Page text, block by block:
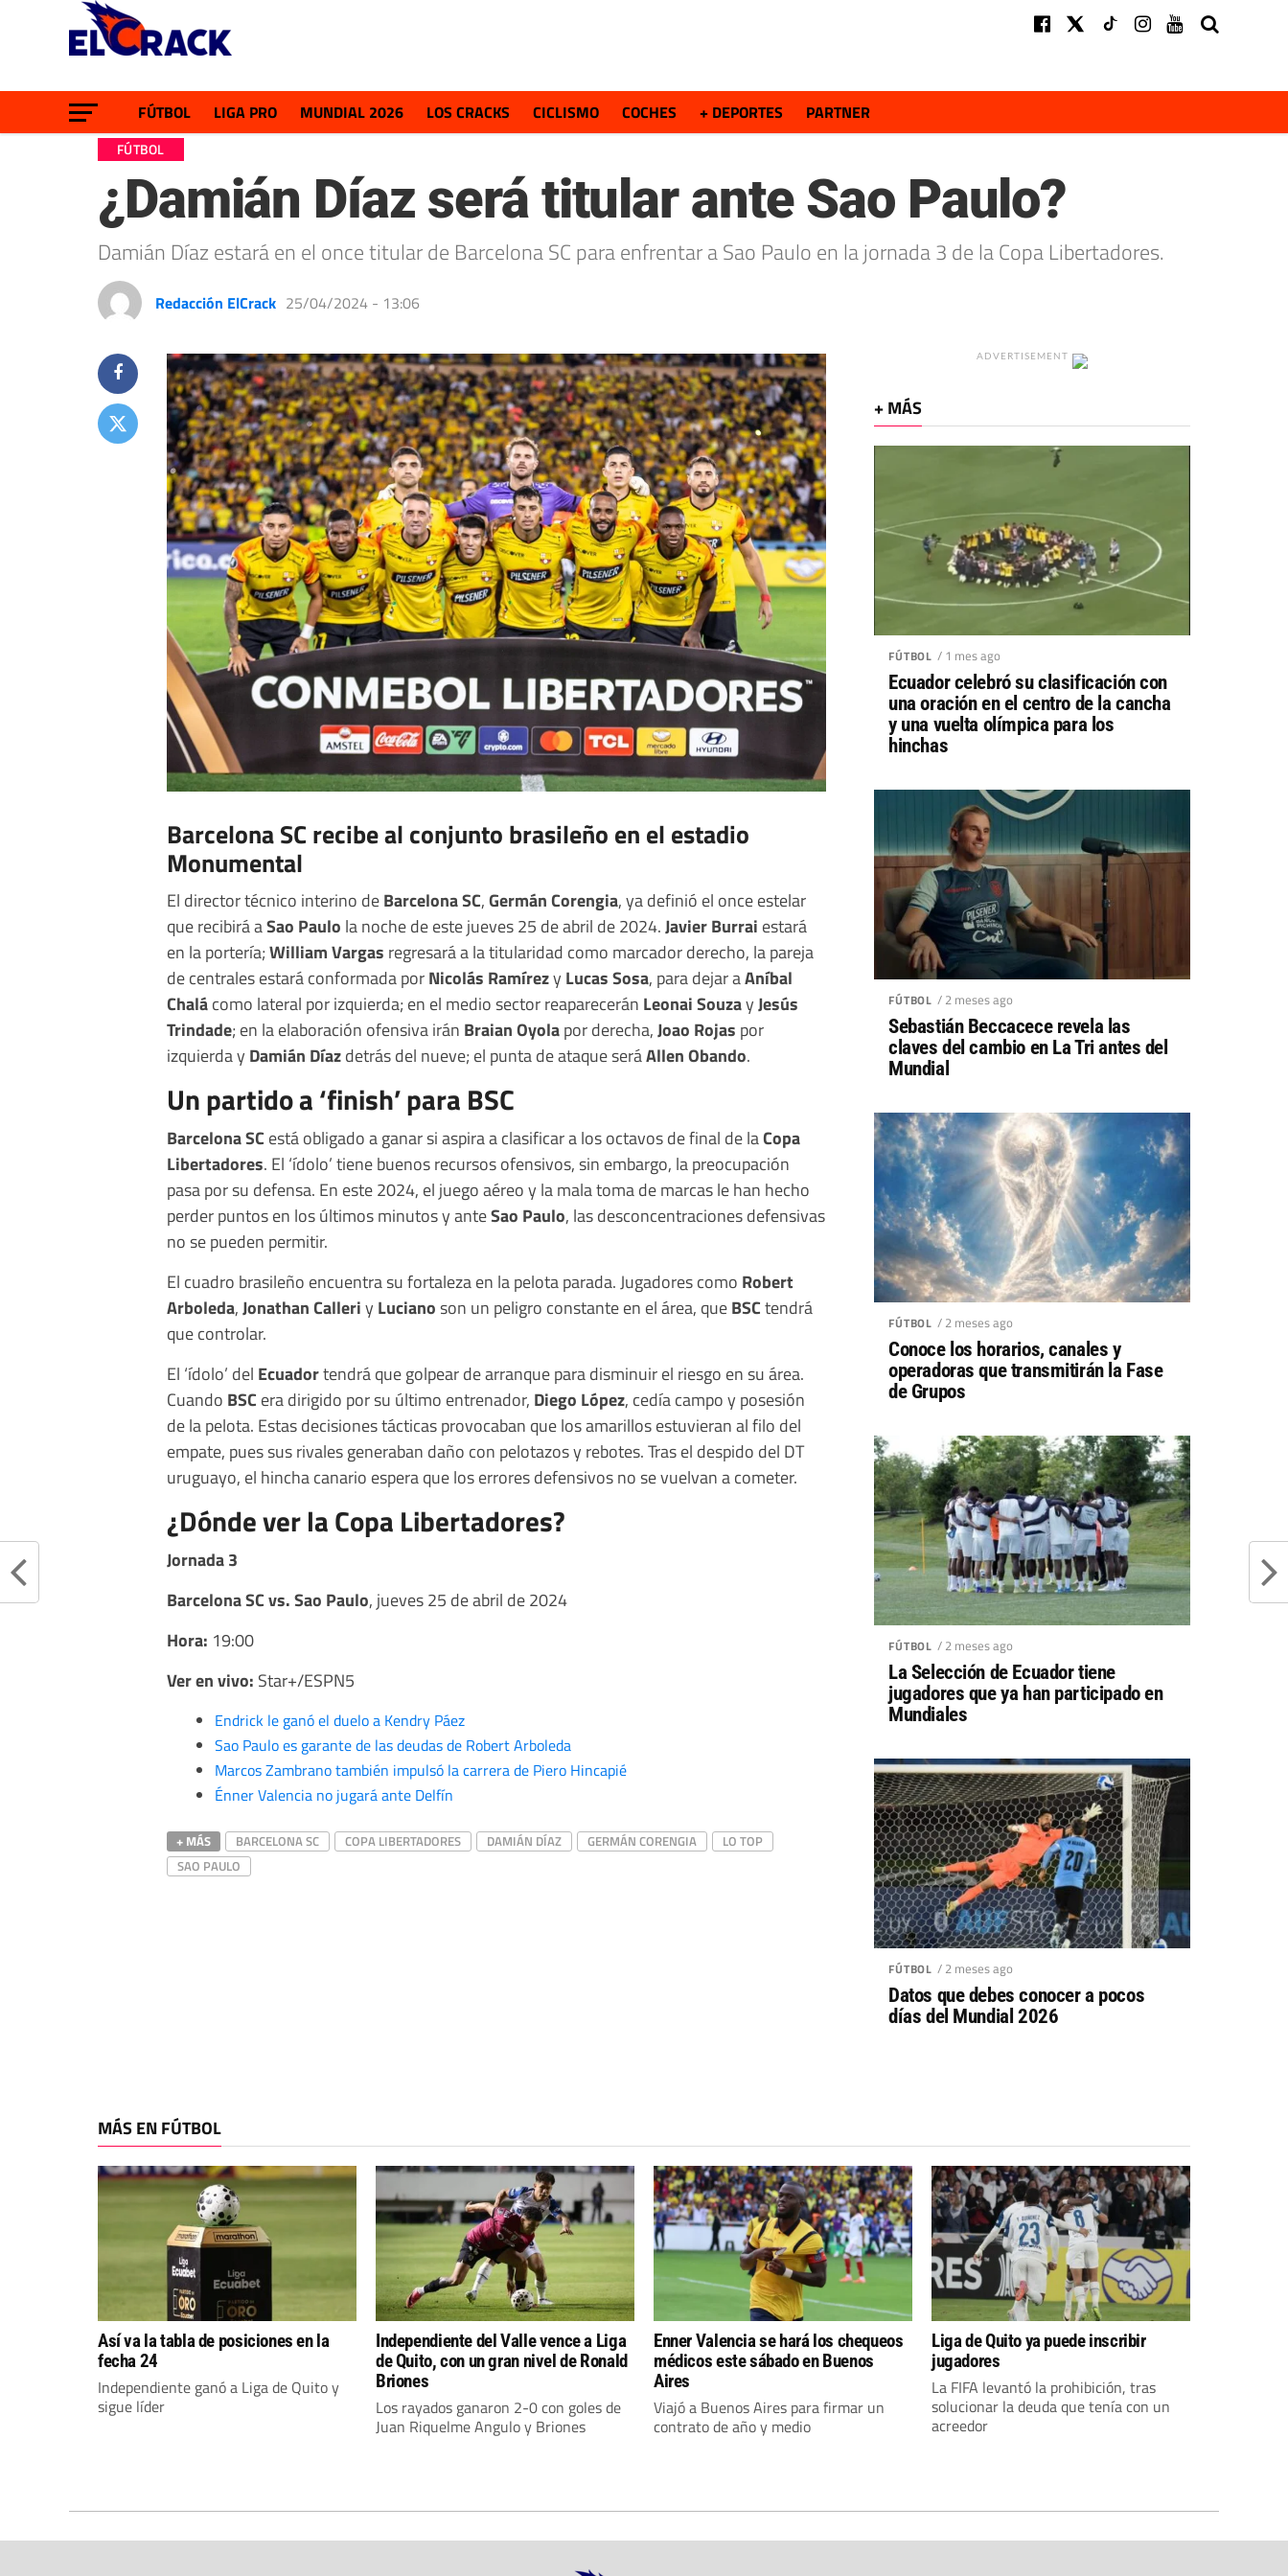
FÚTBOL LIGA PRO MUNDIAL 2026 LOS CRACKS CICLISMO COCHES + DEPORTES PARTNER
FÚTBOL
¿Damián Díaz será titular ante Sao Paulo?
Damián Díaz estará en el once titular de Barcelona SC para enfrentar a Sao Paulo en la jornada 3 de la Copa Libertadores.
Redacción ElCrack 25/04/2024 - 13:06
Barcelona SC recibe al conjunto brasileño en el estadio
Monumental
El director técnico interino deBarcelona SC,Germán Corengia, ya definió el once estelar
que recibirá aSao Paulo la noche de este jueves 25 de abril de 2024.Javier Burrai estará
en la portería;William Vargas regresará a la titularidad como marcador derecho, la pareja
de centrales estará conformada porNicolás Ramírezy Lucas Sosa, para dejar aAníbal
Chalácomo lateral por izquierda; en el medio sector reaparecerán Leonai SouzayJesús
Trindade; en la elaboración ofensiva irán Braian Oyolapor derecha,Joao Rojas por
izquierda y Damián Díazdetrás del nueve; el punta de ataque seráAllen Obando.
Un partido a ‘finish’ para BSC
Barcelona SC está obligado a ganar si aspira a clasificar a los octavos de final de laCopa
Libertadores. El ‘ídolo’ tiene buenos recursos ofensivos, sin embargo, la preocupación
pasa por su defensa. En este 2024, el juego aéreo y la mala toma de marcas le han hecho
perder puntos en los últimos minutos y anteSao Paulo, las desconcentraciones defensivas
no se pueden permitir.
El cuadro brasileño encuentra su fortaleza en la pelota parada. Jugadores como Robert
Arboleda,Jonathan Calleriy Lucianoson un peligro constante en el área, queBSCtendrá
que controlar.
El ‘ídolo’ del Ecuadortendrá que golpear de arranque para disminuir el riesgo en su área.
Cuando BSC era dirigido por su último entrenador, Diego López, cedía campo y posesión
de la pelota. Estas decisiones tácticas provocaban que los amarillos estuvieran al filo del
empate, pues sus rivales generaban daño con pelotazos y rebotes. Tras el despido del DT
uruguayo, el hincha canario espera que los errores defensivos no se vuelvan a cometer.
¿Dónde ver la Copa Libertadores?
Jornada 3
Barcelona SC vs. Sao Paulo, jueves 25 de abril de 2024
Hora: 19:00
Ver en vivo: Star+/ESPN5
Endrick le ganó el duelo a Kendry Páez
Sao Paulo es garante de las deudas de Robert Arboleda
Marcos Zambrano también impulsó la carrera de Piero Hincapié
Énner Valencia no jugará ante Delfín
+ MÁS BARCELONA SC COPA LIBERTADORES DAMIÁN DÍAZ GERMÁN CORENGIA
LO TOP
SAO PAULO
ADVERTISEMENT
+ MÁS
FÚTBOL / 1 mes ago
Ecuador celebró su clasificación con
una oración en el centro de la cancha
y una vuelta olímpica para los
hinchas
FÚTBOL / 2 meses ago
Sebastián Beccacece revela las
claves del cambio en La Tri antes del
Mundial
FÚTBOL / 2 meses ago
Conoce los horarios, canales y
operadoras que transmitirán la Fase
de Grupos
FÚTBOL / 2 meses ago
La Selección de Ecuador tiene
jugadores que ya han participado en
Mundiales
FÚTBOL / 2 meses ago
Datos que debes conocer a pocos
días del Mundial 2026
MÁS EN FÚTBOL
Así va la tabla de posiciones en la
fecha 24
Independiente ganó a Liga de Quito y
sigue líder
Independiente del Valle vence a Liga
de Quito, con un gran nivel de Ronald
Briones
Los rayados ganaron 2-0 con goles de
Juan Riquelme Angulo y Briones
Enner Valencia se hará los chequeos
médicos este sábado en Buenos
Aires
Viajó a Buenos Aires para firmar un
contrato de año y medio
Liga de Quito ya puede inscribir
jugadores
La FIFA levantó la prohibición, tras
solucionar la deuda que tenía con un
acreedor